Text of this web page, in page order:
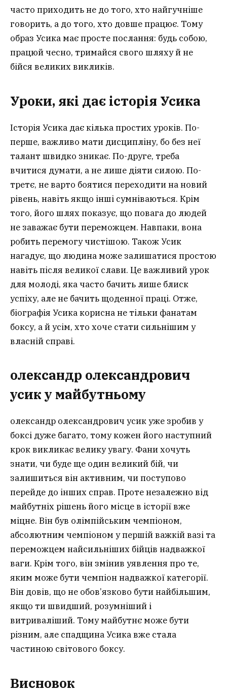
часто приходить не до того, хто найгучніше
говорить, а до того, хто довше працює. Тому
образ Усика має просте послання: будь собою,
працюй чесно, тримайся свого шляху й не
бійся великих викликів.
Уроки, які дає історія Усика
Історія Усика дає кілька простих уроків. По-
перше, важливо мати дисципліну, бо без неї
талант швидко зникає. По-друге, треба
вчитися думати, а не лише діяти силою. По-
третє, не варто боятися переходити на новий
рівень, навіть якщо інші сумніваються. Крім
того, його шлях показує, що повага до людей
не заважає бути переможцем. Навпаки, вона
робить перемогу чистішою. Також Усик
нагадує, що людина може залишатися простою
навіть після великої слави. Це важливий урок
для молоді, яка часто бачить лише блиск
успіху, але не бачить щоденної праці. Отже,
біографія Усика корисна не тільки фанатам
боксу, а й усім, хто хоче стати сильнішим у
власній справі.
олександр олександрович
усик у майбутньому
олександр олександрович усик уже зробив у
боксі дуже багато, тому кожен його наступний
крок викликає велику увагу. Фани хочуть
знати, чи буде ще один великий бій, чи
залишиться він активним, чи поступово
перейде до інших справ. Проте незалежно від
майбутніх рішень його місце в історії вже
міцне. Він був олімпійським чемпіоном,
абсолютним чемпіоном у першій важкій вазі та
переможцем найсильніших бійців надважкої
ваги. Крім того, він змінив уявлення про те,
яким може бути чемпіон надважкої категорії.
Він довів, що не обов’язково бути найбільшим,
якщо ти швидший, розумніший і
витриваліший. Тому майбутнє може бути
різним, але спадщина Усика вже стала
частиною світового боксу.
Висновок